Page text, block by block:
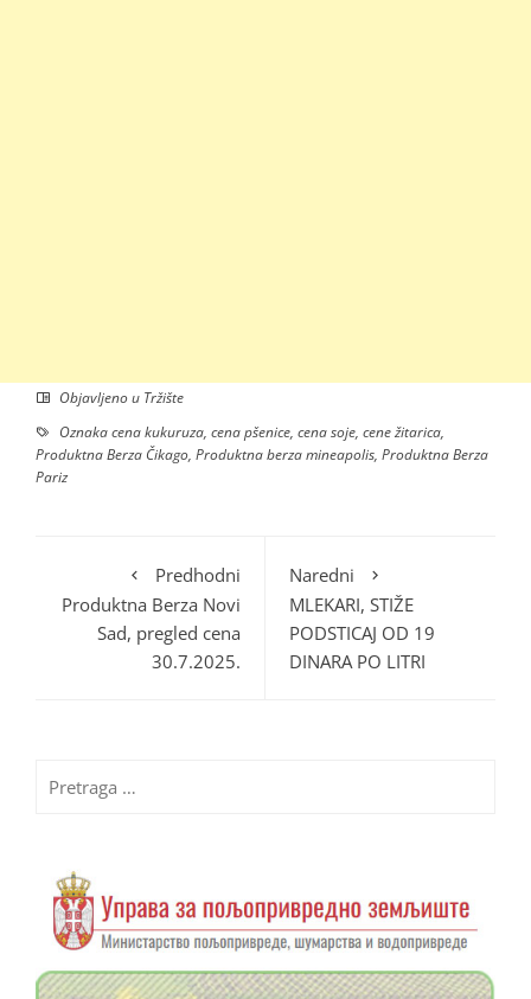
Objavljeno u Tržište
Oznakacena kukuruza, cena pšenice, cena soje, cene žitarica,
Produktna Berza Čikago, Produktna berza mineapolis, Produktna Berza
Pariz
Predhodni
Produktna Berza Novi
Sad, pregled cena
30.7.2025.
Naredni
MLEKARI, STIŽE
PODSTICAJ OD 19
DINARA PO LITRI
za: